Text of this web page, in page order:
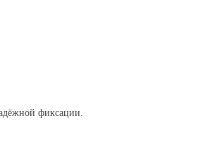
фиксации.